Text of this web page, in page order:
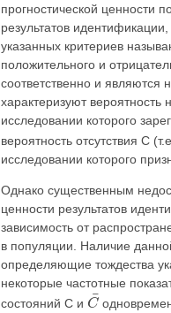
прогностической ценности
результатов
указанных критериев
положительного и
соответственно и являются
характеризуют
исследовании которого
вероятность отсутствия С
исследовании которого
Однако существенным
ценности результатов
зависимость от
в популяции. Наличие
определяющие тождества
некоторые частотные
состояний С и C
¯
C¯